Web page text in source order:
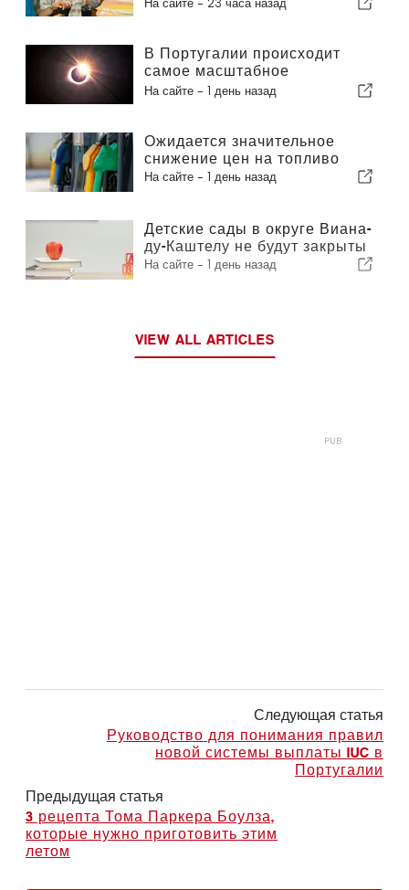
На сайте - 23 часа назад
В Португалии происходит
самое масштабное
солнечное затмение столетия
На сайте - 1 день назад
Ожидается значительное
снижение цен на топливо
На сайте - 1 день назад
Детские сады в округе Виана-
ду-Каштелу не будут закрыты
На сайте - 1 день назад
VIEW ALL ARTICLES
Следующая статья
Руководство для понимания правил
новой системы выплаты IUC в
Португалии
Предыдущая статья
3 рецепта Тома Паркера Боулза,
которые нужно приготовить этим
летом